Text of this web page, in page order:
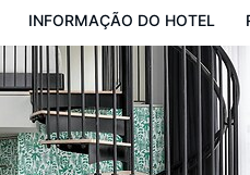
INFORMAÇÃO DO HOTEL